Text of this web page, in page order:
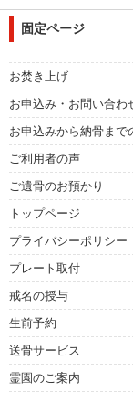
固定ページ
お焚き上げ
お申込み・お問い合わ
お申込みから納骨まで
ご利用者の声
ご遺骨のお預かり
トップページ
プライバシーポリシー
プレート取付
戒名の授与
生前予約
送骨サービス
霊園のご案内